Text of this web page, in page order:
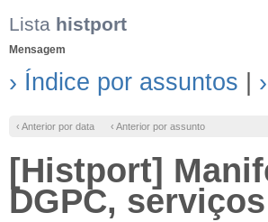
Lista histport
Mensagem
› Índice por assuntos
‹ Anterior por data ‹ Anterior por assunto
[Histport]
DGPC,